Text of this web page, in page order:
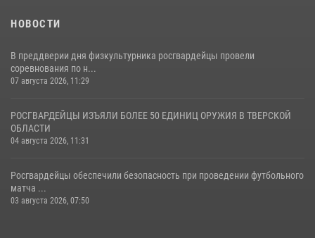
НОВОСТИ
В преддверии дня физкультурника росгвардейцы провели
соревнования по н...
07 августа 2026, 11:29
РОСГВАРДЕЙЦЫ ИЗЪЯЛИ БОЛЕЕ 50 ЕДИНИЦ ОРУЖИЯ В ТВЕРСКОЙ
ОБЛАСТИ
04 августа 2026, 11:31
Росгвардейцы обеспечили безопасность при проведении футбольного
матча ...
03 августа 2026, 07:50